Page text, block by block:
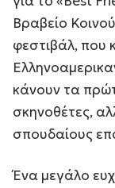
Βραβείο
φεστιβάλ, που
κάνουν τα
σκηνοθέτες,
σπουδαίους
Ένα μεγάλο